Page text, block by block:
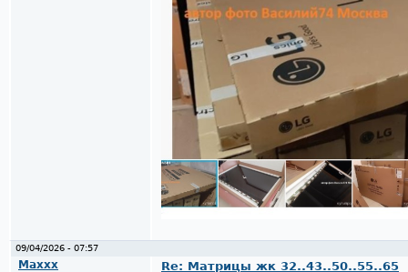
09/04/2026 - 07:57
Maxxx
Re: Матрицы жк 32..43..50..55..65